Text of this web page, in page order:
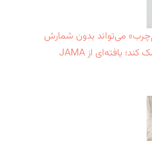
می‌تواند بدون شمارش
کالری به کاهش وزن کمک کند؛ یافته‌ای از JAMA